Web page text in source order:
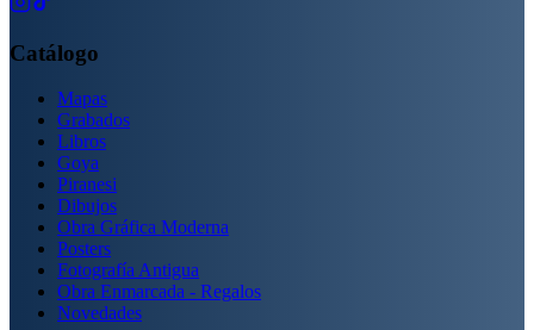
Catálogo
Mapas
Grabados
Libros
Goya
Piranesi
Dibujos
Obra Gráfica Moderna
Posters
Fotografía Antigua
Obra Enmarcada - Regalos
Novedades